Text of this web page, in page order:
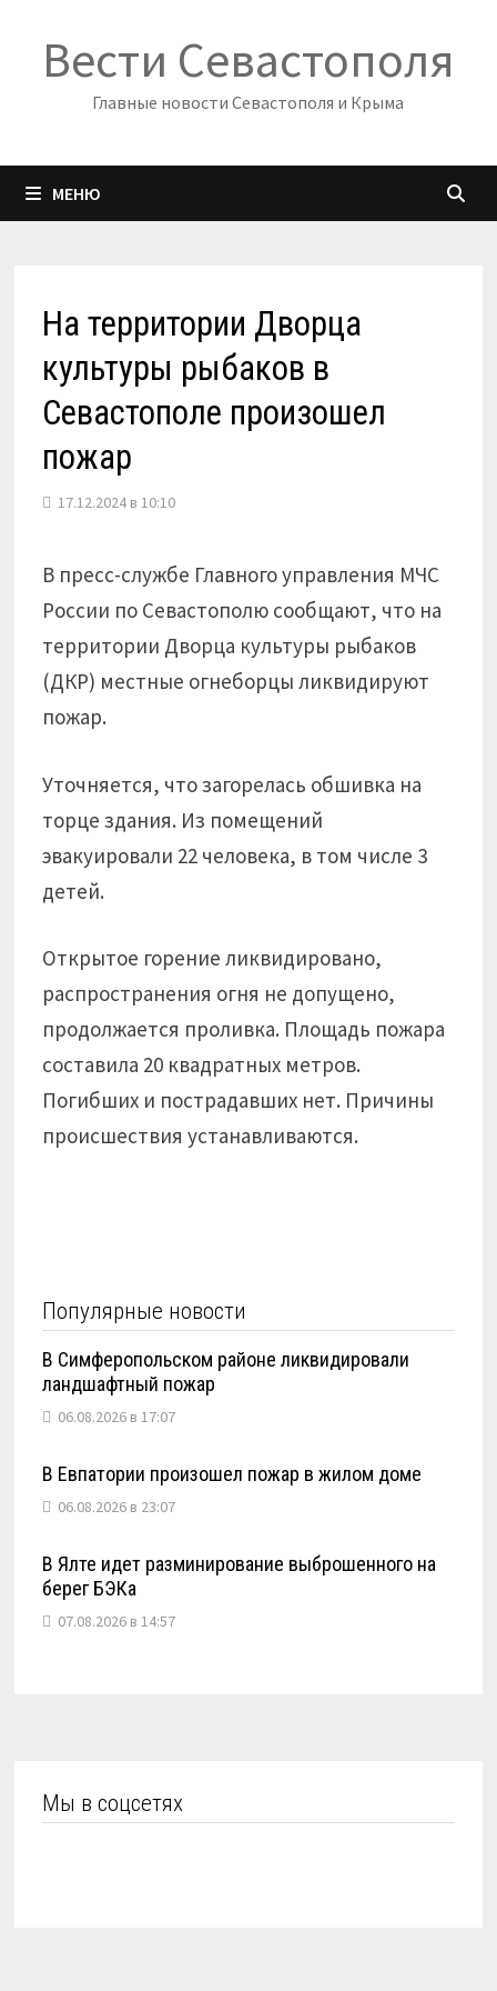
содержимому
Вести Севастополя
Главные новости Севастополя и Крыма
МЕНЮ
На территории Дворца
культуры рыбаков в
Севастополе произошел
пожар
17.12.2024 в 10:10
В пресс-службе Главного управления МЧС
России по Севастополю сообщают, что на
территории Дворца культуры рыбаков
(ДКР) местные огнеборцы ликвидируют
пожар.
Уточняется, что загорелась обшивка на
торце здания. Из помещений
эвакуировали 22 человека, в том числе 3
детей.
Открытое горение ликвидировано,
распространения огня не допущено,
продолжается проливка. Площадь пожара
составила 20 квадратных метров.
Погибших и пострадавших нет. Причины
происшествия устанавливаются.
Популярные новости
В Симферопольском районе ликвидировали
ландшафтный пожар
06.08.2026 в 17:07
В Евпатории произошел пожар в жилом доме
06.08.2026 в 23:07
В Ялте идет разминирование выброшенного на
берег БЭКа
07.08.2026 в 14:57
Мы в соцсетях